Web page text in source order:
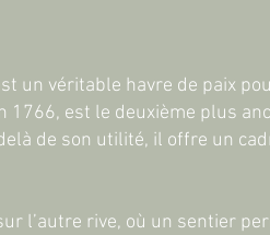
un véritable havre de paix
est le deuxième plus
de son utilité, il offre un
l’autre rive, où un sentier